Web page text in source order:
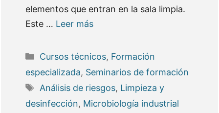
elementos que entran en la sala limpia.
Este … Leer más
Categorías
Cursos técnicos, Formación
especializada, Seminarios de formación
Etiquetas
Análisis de riesgos, Limpieza y
desinfección, Microbiología industrial